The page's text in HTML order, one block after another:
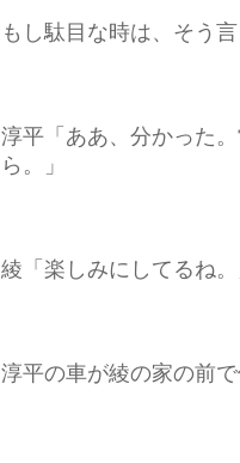
もし駄目な時は、そう
淳平「ああ、分かった
ら。」
綾「楽しみにしてるね
淳平の車が綾の家の前